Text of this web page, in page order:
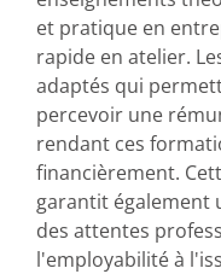
et pratique en
rapide en atelier.
adaptés qui
percevoir une
rendant ces
financièrement.
garantit également
des attentes
l'employabilité à